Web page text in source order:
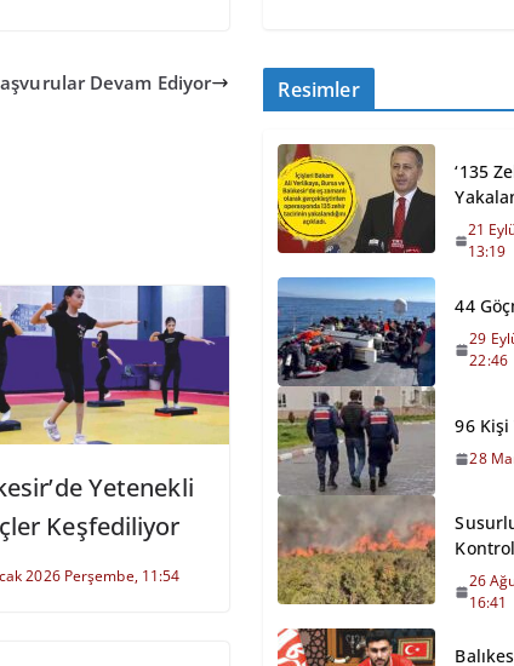
Devam Ediyor
Yetenekli
Keşfediliyor
2026 Perşembe, 11:54
Resimler
‘135
21
13:19
44
29
22:46
96 Kişi
28
26
16:41